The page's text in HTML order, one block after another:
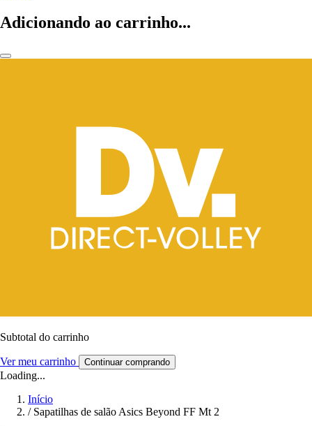
Adicionando ao carrinho...
Subtotal do carrinho
Ver meu carrinho Continuar comprando
Loading...
Início
/ Sapatilhas de salão Asics Beyond FF Mt 2